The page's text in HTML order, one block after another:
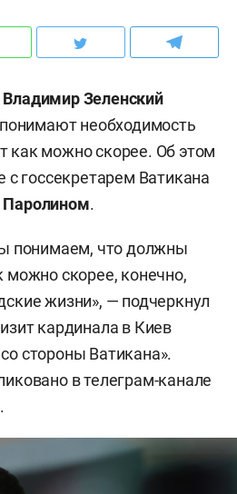
Владимир Зеленский
необходимость
как можно скорее. Об этом
с госсекретарем Ватикана
Паролином.
понимаем, что должны
можно скорее, конечно,
жизни», — подчеркнул
кардинала в Киев
стороны Ватикана».
в телеграм-канале